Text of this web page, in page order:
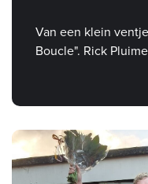
Van een klein
Boucle". Rick